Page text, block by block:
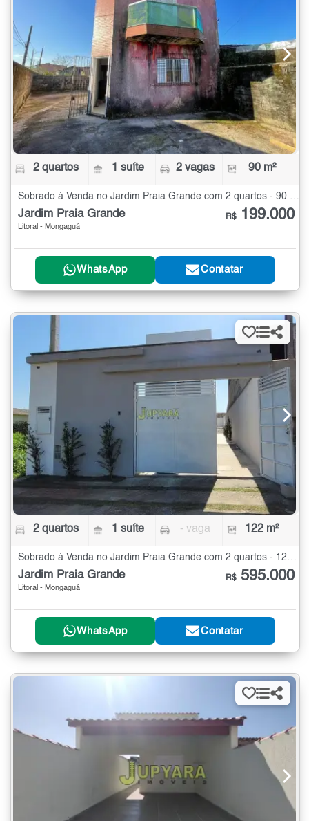
2 quartos 1 suíte 2 vagas 90 m²
Jardim Praia Grande
Litoral - Mongaguá
R$ 199.000
WhatsApp Contatar
2 quartos 1 suíte - vaga 122 m²
Sobrado à Venda no Jardim Praia Grande com 2 quartos - 122 m²
Jardim Praia Grande
Litoral - Mongaguá
R$ 595.000
WhatsApp Contatar